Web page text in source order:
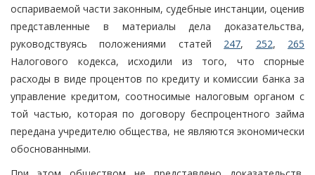
оспариваемой части законным, судебные инстанции, оценив
представленные в материалы дела доказательства,
руководствуясь положениями статей 247, 252, 265
Налогового кодекса, исходили из того, что спорные
расходы в виде процентов по кредиту и комиссии банка за
управление кредитом, соотносимые налоговым органом с
той частью, которая по договору беспроцентного займа
передана учредителю общества, не являются экономически
обоснованными.